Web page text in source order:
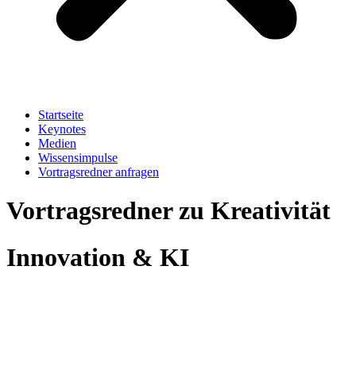
Startseite
Keynotes
Medien
Wissensimpulse
Vortragsredner anfragen
Vortragsredner zu Kreativität
Innovation & KI